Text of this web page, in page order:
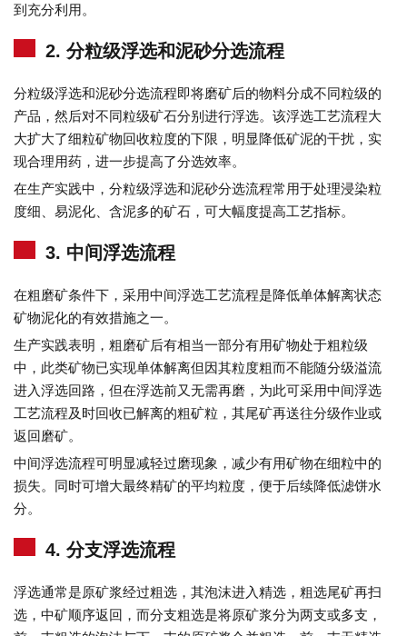
到充分利用。
2. 分粒级浮选和泥砂分选流程
分粒级浮选和泥砂分选流程即将磨矿后的物料分成不同粒级的
产品，然后对不同粒级矿石分别进行浮选。该浮选工艺流程大
大扩大了细粒矿物回收粒度的下限，明显降低矿泥的干扰，实
现合理用药，进一步提高了分选效率。
在生产实践中，分粒级浮选和泥砂分选流程常用于处理浸染粒
度细、易泥化、含泥多的矿石，可大幅度提高工艺指标。
3. 中间浮选流程
在粗磨矿条件下，采用中间浮选工艺流程是降低单体解离状态
矿物泥化的有效措施之一。
生产实践表明，粗磨矿后有相当一部分有用矿物处于粗粒级
中，此类矿物已实现单体解离但因其粒度粗而不能随分级溢流
进入浮选回路，但在浮选前又无需再磨，为此可采用中间浮选
工艺流程及时回收已解离的粗矿粒，其尾矿再送往分级作业或
返回磨矿。
中间浮选流程可明显减轻过磨现象，减少有用矿物在细粒中的
损失。同时可增大最终精矿的平均粒度，便于后续降低滤饼水
分。
4. 分支浮选流程
浮选通常是原矿浆经过粗选，其泡沫进入精选，粗选尾矿再扫
选，中矿顺序返回，而分支粗选是将原矿浆分为两支或多支，